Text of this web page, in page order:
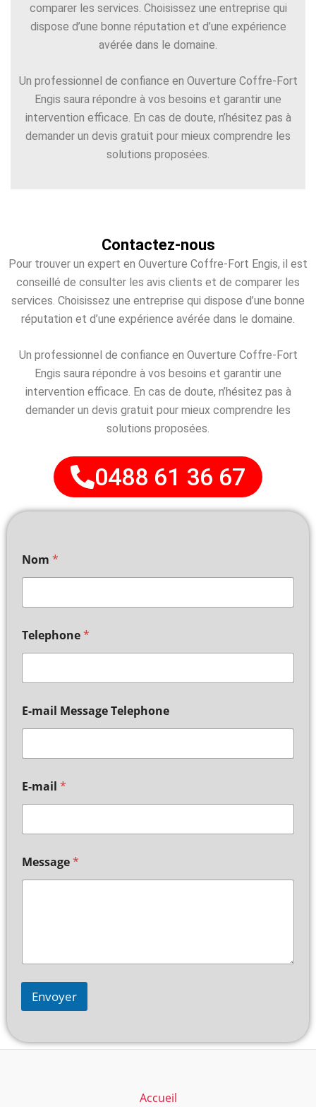
comparer les services. Choisissez une entreprise qui
dispose d’une bonne réputation et d’une expérience
avérée dans le domaine.
Un professionnel de confiance en Ouverture Coffre-Fort
Engis saura répondre à vos besoins et garantir une
intervention efficace. En cas de doute, n’hésitez pas à
demander un devis gratuit pour mieux comprendre les
solutions proposées.
Contactez-nous
Pour trouver un expert en Ouverture Coffre-Fort Engis, il est
conseillé de consulter les avis clients et de comparer les
services. Choisissez une entreprise qui dispose d’une bonne
réputation et d’une expérience avérée dans le domaine.
Un professionnel de confiance en Ouverture Coffre-Fort
Engis saura répondre à vos besoins et garantir une
intervention efficace. En cas de doute, n’hésitez pas à
demander un devis gratuit pour mieux comprendre les
solutions proposées.
0488 61 36 67
Nom *
Telephone*
E-mail Message Telephone
E-mail *
Message*
Envoyer
Accueil